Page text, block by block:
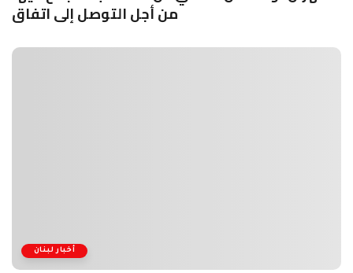
من أجل التوصل إلى اتفاق
أخبار لبنان